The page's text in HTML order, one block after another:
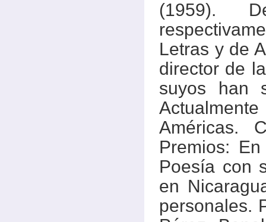
(1959).
Letras y de
director de
suyos han
Américas.
Premios:
Poesía con
en
personales.